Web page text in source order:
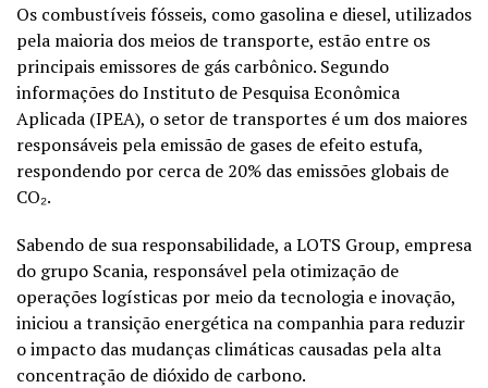
Os combustíveis fósseis, como gasolina e diesel, utilizados
pela maioria dos meios de transporte, estão entre os
principais emissores de gás carbônico. Segundo
informações do Instituto de Pesquisa Econômica
Aplicada (IPEA), o setor de transportes é um dos maiores
responsáveis pela emissão de gases de efeito estufa,
respondendo por cerca de 20% das emissões globais de
CO₂.
Sabendo de sua responsabilidade, a LOTS Group, empresa
do grupo Scania, responsável pela otimização de
operações logísticas por meio da tecnologia e inovação,
iniciou a transição energética na companhia para reduzir
o impacto das mudanças climáticas causadas pela alta
concentração de dióxido de carbono.